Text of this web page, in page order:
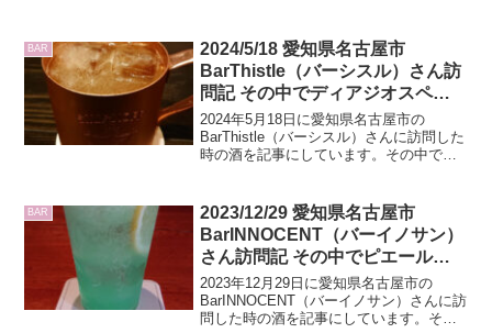
BAR
2024/5/18 愛知県名古屋市
BarThistle（バーシスル）さん訪
問記 その中でディアジオスペシ
ャル2023のグレンダランのレビ
ューもあり
2024年5月18日に愛知県名古屋市の
BarThistle（バーシスル）さんに訪問した
時の酒を記事にしています。その中でデ
BAR
2023/12/29 愛知県名古屋市
BarINNOCENT（バーイノサン）
さん訪問記 その中でピエールヴ
ァレのVS、XXOとシャトー・
ド・ラキーの30年のレビューもあ
り
2023年12月29日に愛知県名古屋市の
BarINNOCENT（バーイノサン）さんに訪
問した時の酒を記事にしています。その